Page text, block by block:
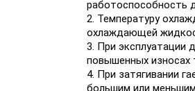
работоспособность
2. Температуру
охлаждающей
3. При эксплуатации
повышенных износах
4. При затягивании
большим или